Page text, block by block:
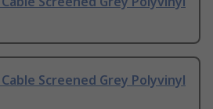
Screened Grey Polyvinyl